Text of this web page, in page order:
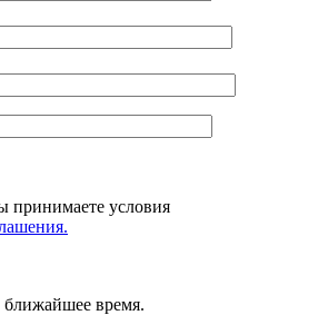
принимаете условия
ближайшее время.